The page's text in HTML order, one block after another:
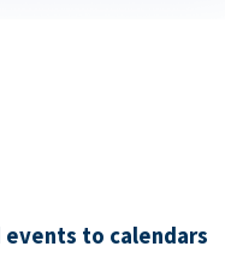
events to calendars